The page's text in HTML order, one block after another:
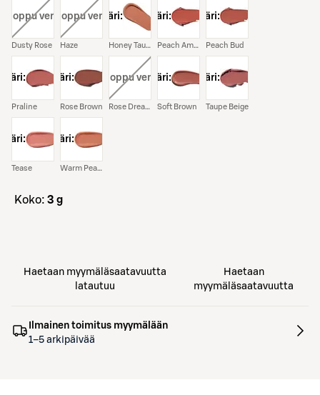
, loppu verkosta
Dusty Rose
väri: , loppu verkosta
Haze
väri:
Honey Taupe
väri:
Peach Amber
väri:
Peach Bud
väri:
Praline
väri:
Rose Brown
väri: , loppu verkosta
Rose Dream
väri:
Soft Brown
väri:
Taupe Beige
väri:
Tease
väri:
Warm Peach
koko: 3 g
Haetaan myymäläsaatavuutta
latautuu
Haetaan
myymäläsaatavuutta
Ilmainen toimitus myymälään
1–5 arkipäivää